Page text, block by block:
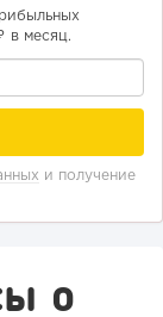
11 2
в месяц.
и получение
о